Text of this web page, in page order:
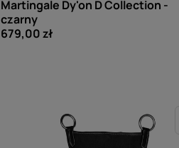
Martingale Dy'on D Collection -
czarny
679,00 zł